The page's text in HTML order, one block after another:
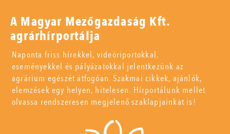
A Magyar Mezőgazdaság Kft.
agrárhírportálja
Naponta friss hírekkel, videóriportokkal,
eseményekkel és pályázatokkal jelentkezünk az
agrárium egészét átfogóan. Szakmai cikkek, ajánlók,
elemzések egy helyen, hitelesen. Hírportálunk mellet
olvassa rendszeresen megjelenő szaklapjainkat is!